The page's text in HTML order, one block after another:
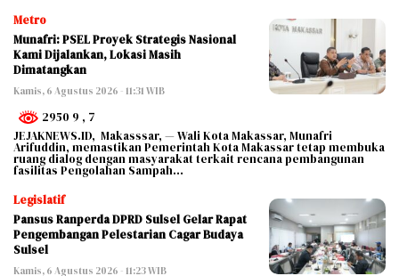
Metro
Munafri: PSEL Proyek Strategis Nasional
Kami Dijalankan, Lokasi Masih
Dimatangkan
Kamis, 6 Agustus 2026 - 11:31 WIB
2950 9 , 7
JEJAKNEWS.ID, Makasssar, — Wali Kota Makassar, Munafri
Arifuddin, memastikan Pemerintah Kota Makassar tetap membuka
ruang dialog dengan masyarakat terkait rencana pembangunan
fasilitas Pengolahan Sampah…
Legislatif
Pansus Ranperda DPRD Sulsel Gelar Rapat
Pengembangan Pelestarian Cagar Budaya
Sulsel
Kamis, 6 Agustus 2026 - 11:23 WIB